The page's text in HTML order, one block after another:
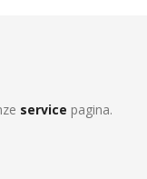
service pagina.